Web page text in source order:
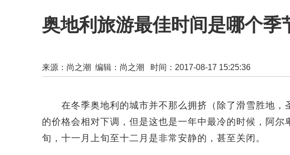
奥地利旅游最佳时间是哪个
来源： 尚之潮 编辑：尚之潮 时间：2017-08-17 15:25:36
在冬季奥地利的城市并不那么拥挤（除了滑雪胜地，
的价格会相对下调，但是这也是一年中最冷的时候，阿尔
旬，十一月上旬至十二月是非常安静的，甚至关闭。